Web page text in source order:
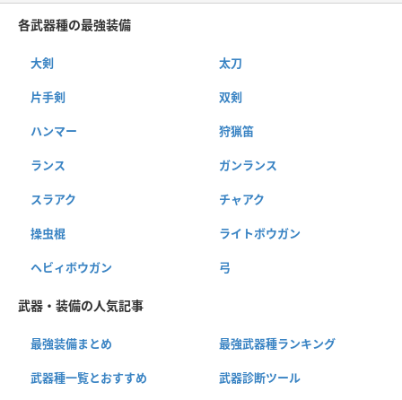
各武器種の最強装備
大剣 太刀
片手剣 双剣
ハンマー 狩猟笛
ランス ガンランス
スラアク チャアク
操虫棍 ライトボウガン
ヘビィボウガン 弓
武器・装備の人気記事
最強装備まとめ 最強武器種ランキング
武器種一覧とおすすめ 武器診断ツール